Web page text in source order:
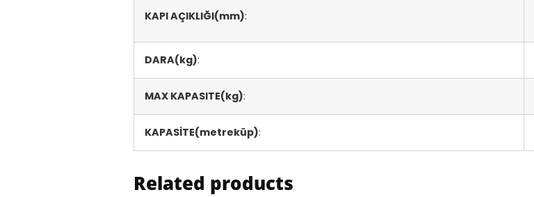
KAPI AÇIKLIĞI(mm):
DARA(kg):
MAX KAPASITE(kg):
KAPASİTE(metreküp):
Related products